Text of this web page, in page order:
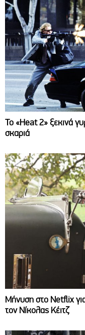
Το «Heat 2» ξεκινά
σκαριά
Μήνυση στο Netflix
τον Νίκολας Κέιτζ